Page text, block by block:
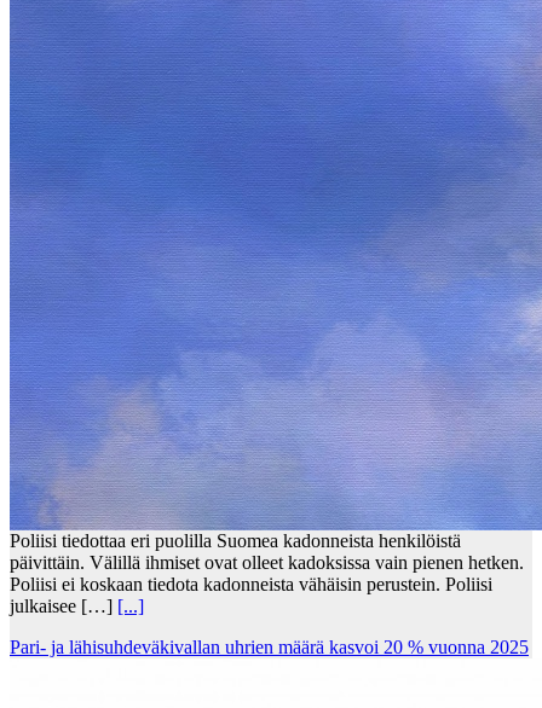
Poliisi tiedottaa eri puolilla Suomea kadonneista henkilöistä
päivittäin. Välillä ihmiset ovat olleet kadoksissa vain pienen hetken.
Poliisi ei koskaan tiedota kadonneista vähäisin perustein. Poliisi
julkaisee […] [...]
Pari- ja lähisuhdeväkivallan uhrien määrä kasvoi 20 % vuonna 2025